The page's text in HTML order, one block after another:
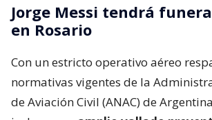
Jorge Messi tendrá
en Rosario
Con un estricto operativo aéreo
normativas vigentes de la
de Aviación Civil (ANAC) de